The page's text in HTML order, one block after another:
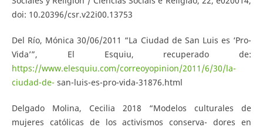
doi: 10.20396/csr.v22i00.13753
Del Río, Mónica 30/06/2011 “La Ciudad de San Luis es ‘Pro-
Vida’”, El Esquiu, recuperado de:
https://www.elesquiu.com/correoyopinion/2011/6/30/la-
ciudad-de- san-luis-es-pro-vida-31876.html
Delgado Molina, Cecilia 2018 “Modelos culturales de
mujeres católicas de los activismos conserva- dores en